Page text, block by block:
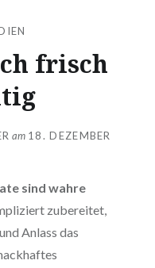
frisch
am 18. DEZEMBER
sind wahre
zubereitet,
Anlass das